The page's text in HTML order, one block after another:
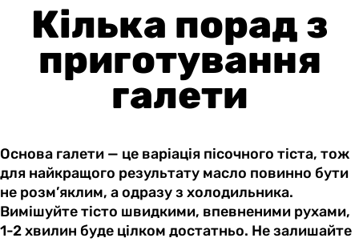
Кілька порад з
приготування
галети
Основа галети — це варіація пісочного тіста, тож
для найкращого результату масло повинно бути
не розм’яклим, а одразу з холодильника.
Вимішуйте тісто швидкими, впевненими рухами,
1-2 хвилин буде цілком достатньо. Не залишайте